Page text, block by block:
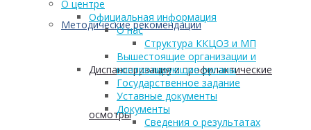
Методические рекомендации
Диспансеризация и профилактические
осмотры
О центре
Официальная информация
О нас
Структура ККЦОЗ и МП
Вышестоящие организации и
контролирующие органы
Государственное задание
Уставные документы
Документы
Сведения о результатах